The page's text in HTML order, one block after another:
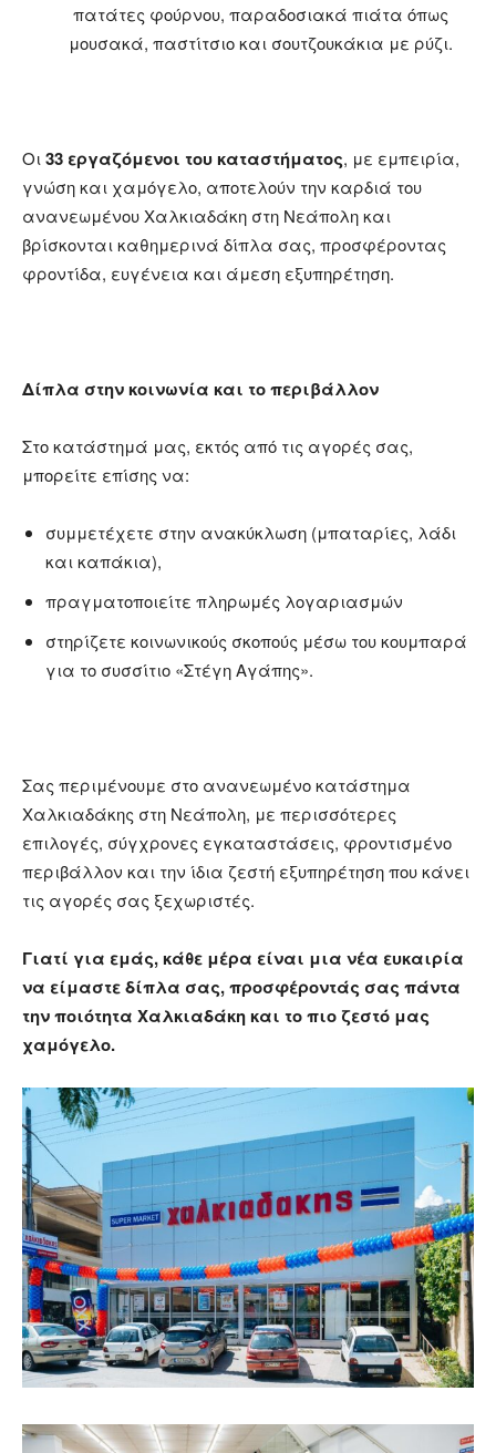
πατάτες φούρνου, παραδοσιακά πιάτα όπως
μουσακά, παστίτσιο και σουτζουκάκια με ρύζι.
Οι 33 εργαζόμενοι του καταστήματος, με εμπειρία,
γνώση και χαμόγελο, αποτελούν την καρδιά του
ανανεωμένου Χαλκιαδάκη στη Νεάπολη και
βρίσκονται καθημερινά δίπλα σας, προσφέροντας
φροντίδα, ευγένεια και άμεση εξυπηρέτηση.
Δίπλα στην κοινωνία και το περιβάλλον
Στο κατάστημά μας, εκτός από τις αγορές σας,
μπορείτε επίσης να:
συμμετέχετε στην ανακύκλωση (μπαταρίες, λάδι
και καπάκια),
πραγματοποιείτε πληρωμές λογαριασμών
στηρίζετε κοινωνικούς σκοπούς μέσω του κουμπαρά
για το συσσίτιο «Στέγη Αγάπης».
Σας περιμένουμε στο ανανεωμένο κατάστημα
Χαλκιαδάκης στη Νεάπολη, με περισσότερες
επιλογές, σύγχρονες εγκαταστάσεις, φροντισμένο
περιβάλλον και την ίδια ζεστή εξυπηρέτηση που κάνει
τις αγορές σας ξεχωριστές.
Γιατί για εμάς, κάθε μέρα είναι μια νέα ευκαιρία
να είμαστε δίπλα σας, προσφέροντάς σας πάντα
την ποιότητα Χαλκιαδάκη και το πιο ζεστό μας
χαμόγελο.